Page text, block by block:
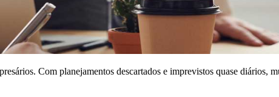
Com planejamentos descartados e imprevistos quase diários,